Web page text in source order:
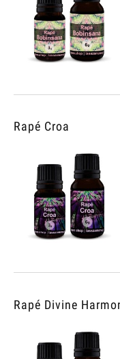
Rapé Croa
Rapé Divine